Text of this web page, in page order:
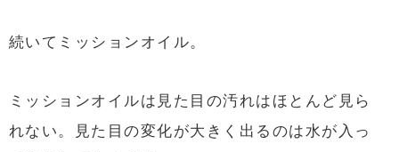
続いてミッションオイル。
ミッションオイルは見た目の汚れはほとんど見ら
れない。見た目の変化が大きく出るのは水が入っ